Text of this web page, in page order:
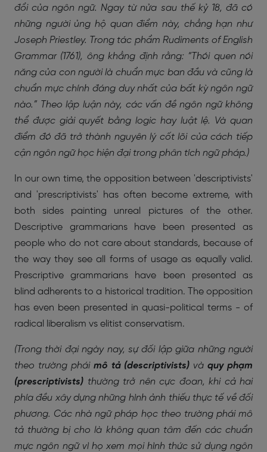
đổi của ngôn ngữ. Ngay từ nửa sau thế kỷ 18, đã có
những người ủng hộ quan điểm này, chẳng hạn như
Joseph Priestley. Trong tác phẩm Rudiments of English
Grammar(1761), ông khẳng định rằng: “Thói quen nói
năng của con người là chuẩn mực ban đầu và cũng là
chuẩn mực chính đáng duy nhất của bất kỳ ngôn ngữ
nào.” Theo lập luận này, các vấn đề ngôn ngữ không
thể được giải quyết bằng logic hay luật lệ. Và quan
điểm đó đã trở thành nguyên lý cốt lõi của cách tiếp
cận ngôn ngữ học hiện đại trong phân tích ngữ pháp.)
In our own time, the opposition between 'descriptivists'
and 'prescriptivists' has often become extreme, with
both sides painting unreal pictures of the other.
Descriptive grammarians have been presented as
people who do not care about standards, because of
the way they see all forms of usage as equally valid.
Prescriptive grammarians have been presented as
blind adherents to a historical tradition. The opposition
has even been presented in quasi-political terms - of
radical liberalism vs elitist conservatism.
(Trong thời đại ngày nay, sự đối lập giữa những người
theo trường phái mô tả (descriptivists) vàquy phạm
(prescriptivists) thường trở nên cực đoan, khi cả hai
phía đều xây dựng những hình ảnh thiếu thực tế về đối
phương. Các nhà ngữ pháp học theo trường phái mô
tả thường bị cho là không quan tâm đến các chuẩn
mực ngôn ngữ vì họ xem mọi hình thức sử dụng ngôn